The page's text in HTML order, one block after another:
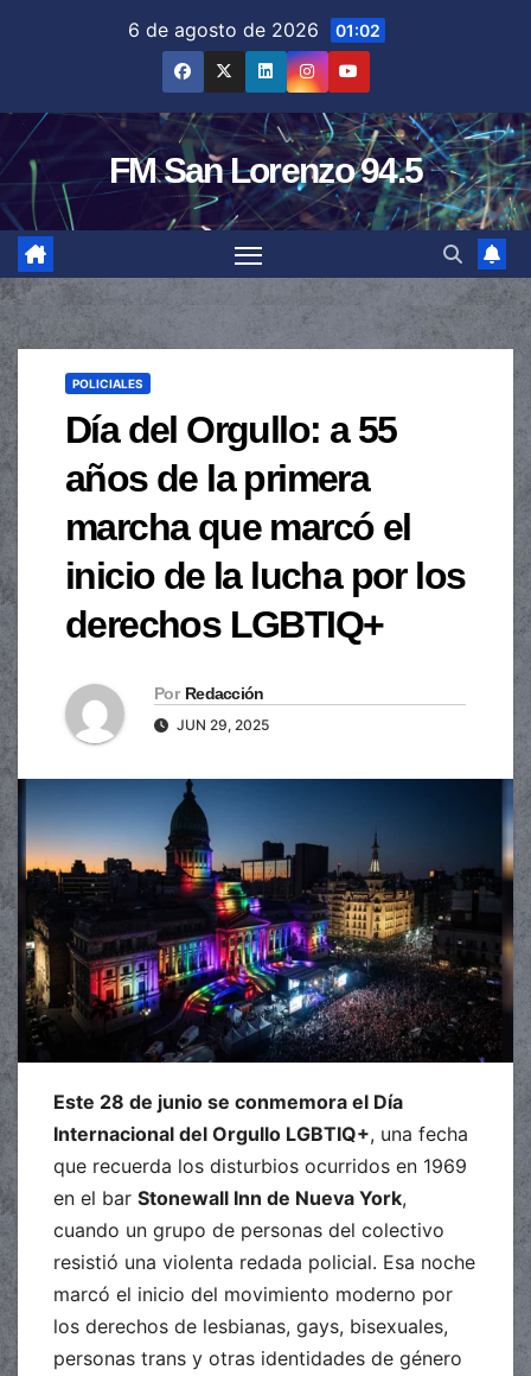
6 de agosto de 2026 01:02
FM San Lorenzo 94.5
POLICIALES
Día del Orgullo: a 55
años de la primera
marcha que marcó el
inicio de la lucha por los
derechos LGBTIQ+
Por Redacción
JUN 29, 2025
Este 28 de junio se conmemora el Día
Internacional del Orgullo LGBTIQ+, una fecha
que recuerda los disturbios ocurridos en 1969
en el bar Stonewall Inn de Nueva York,
cuando un grupo de personas del colectivo
resistió una violenta redada policial. Esa noche
marcó el inicio del movimiento moderno por
los derechos de lesbianas, gays, bisexuales,
personas trans y otras identidades de género